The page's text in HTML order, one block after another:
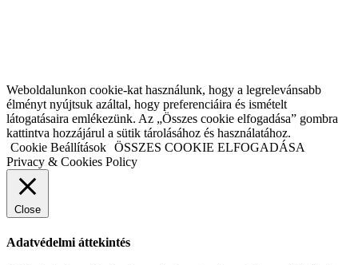
Weboldalunkon cookie-kat használunk, hogy a legrelevánsabb
élményt nyújtsuk azáltal, hogy preferenciáira és ismételt
látogatásaira emlékezünk. Az „Összes cookie elfogadása” gombra
kattintva hozzájárul a sütik tárolásához és használatához.
Cookie Beállítások ÖSSZES COOKIE ELFOGADÁSA
Privacy & Cookies Policy
Close
Adatvédelmi áttekintés